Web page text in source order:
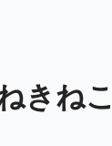
きねこ